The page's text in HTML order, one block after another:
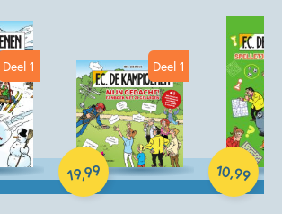
Deel 1 Deel 1
19,99
Hardcover 10,99
Hardcover